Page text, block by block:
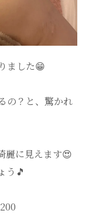
ました😁
の？と、驚かれ
麗に見えます😍
う🎵